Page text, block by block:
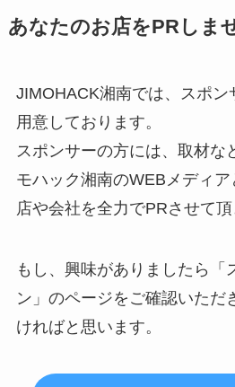
あなたのお店をPRしま
JIMOHACK湘南では、スポン
用意しております。
スポンサーの方には、取材な
モハック湘南のWEBメディ
店や会社を全力でPRさせて頂
もし、興味がありましたら「
ン」のページをご確認いただ
ければと思います。